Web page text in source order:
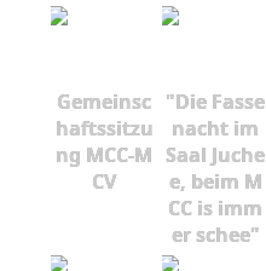
Gemeinsc
haftssitzu
ng MCC-M
CV
"Die Fasse
nacht im
Saal Juche
e, beim M
CC is imm
er schee"